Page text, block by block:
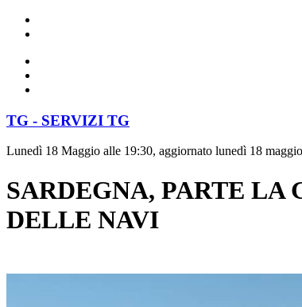
TG - SERVIZI TG
Lunedì 18 Maggio alle 19:30, aggiornato lunedì 18
SARDEGNA, PARTE
DELLE NAVI